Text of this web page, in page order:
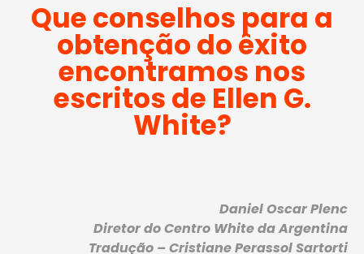
Que conselhos para a
obtenção do êxito
encontramos nos
escritos de Ellen G.
White?
Daniel Oscar Plenc
Diretor do Centro White da Argentina
Tradução – Cristiane Perassol Sartorti